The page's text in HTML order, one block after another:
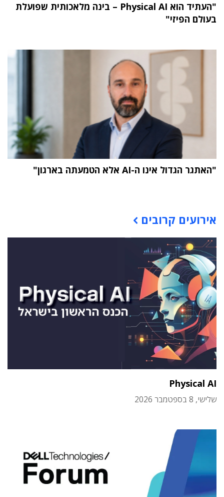
"העתיד הוא Physical AI – בינה מלאכותית שפועלת
בעולם הפיזי"
"האתגר הגדול אינו ה-AI אלא הטמעתה בארגון"
אירועים קרובים
Physical AI
שלישי, 8 בספטמבר 2026